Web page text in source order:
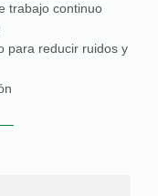
trabajo continuo
para reducir ruidos y